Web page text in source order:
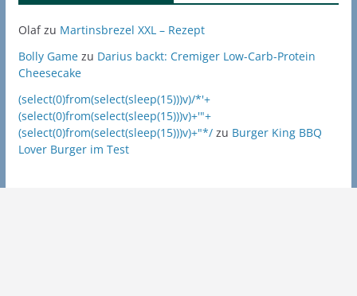
Olafzu Martinsbrezel XXL – Rezept
Bolly Gamezu Darius backt: Cremiger Low-Carb-Protein
Cheesecake
(select(0)from(select(sleep(15)))v)/*'+
(select(0)from(select(sleep(15)))v)+'"+
(select(0)from(select(sleep(15)))v)+"*/zu Burger King BBQ
Lover Burger im Test